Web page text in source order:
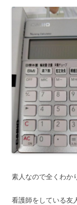
素人なので全くわか
看護師をしている友